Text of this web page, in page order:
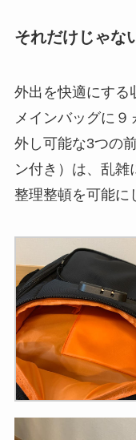
それだけじゃな
外出を快適にする
メインバッグに９
外し可能な3つの
ン付き）は、乱雑
整理整頓を可能に